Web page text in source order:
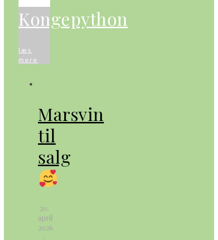
Kongepython
læs
mere
Marsvin
til
salg
20.
april
2026
/